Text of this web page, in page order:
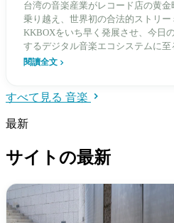
台湾の音楽産業がレコード店の黄
乗り越え、世界初の合法的ストリ
KKBOXをいち早く発展させ、今日
するデジタル音楽エコシステムに
閱讀全文
すべて見る 音楽
最新
サイトの最新